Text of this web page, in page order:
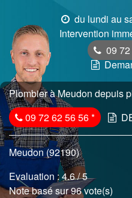
du lundi au
Intervention
09
Plombier à Meudon depuis
09 72 62 56 56*
Meudon (92190)
Evaluation :4.6/ 5
Note basé sur 96 vote(s)